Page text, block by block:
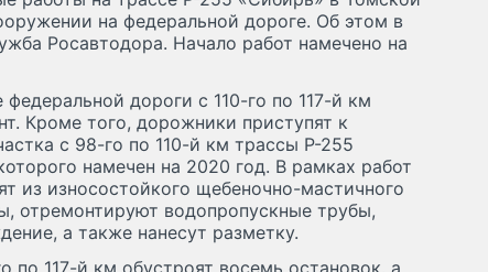
на федеральной дороге. Об этом в
Росавтодора. Начало работ намечено на
дороги с 110-го по 117-й км
Кроме того, дорожники приступят к
с 98-го по 110-й км трассы Р-255
намечен на 2020 год. В рамках работ
из износостойкого щебеночно-мастичного
отремонтируют водопропускные трубы,
а также нанесут разметку.